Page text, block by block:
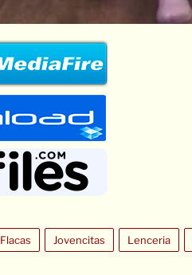
Flacas Jovencitas Lenceria